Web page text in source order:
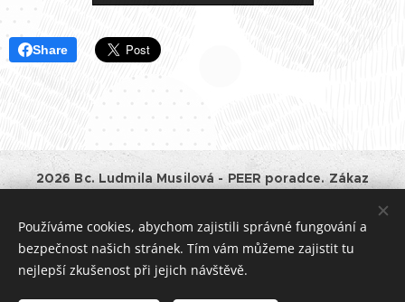
Share
2026 Bc. Ludmila Musilová - PEER poradce. Zákaz
souhlasu majitele.
Bc. Ludmila Musilová, IČO: 01528661, Horní
182, Havlíčkův Brod, tel.: +420 777 994875, e-mail:
jentakzit@lidamu.cz.
Podnikatel je zapsán v Živnostenském rejstříku ČR.
Používáme cookies, abychom zajistili správné fungování a
bezpečnost našich stránek. Tím vám můžeme zajistit tu
nejlepší zkušenost při jejich návštěvě.